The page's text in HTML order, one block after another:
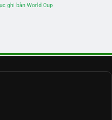
ghi bàn World Cup